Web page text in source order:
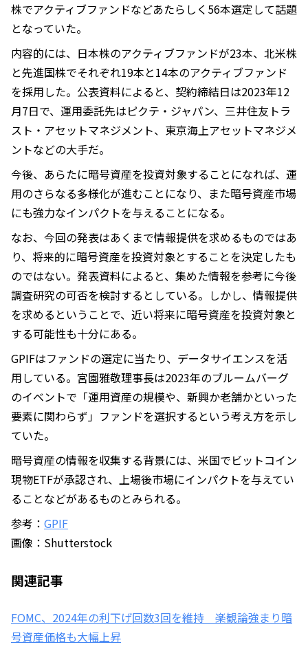
株でアクティブファンドなどあたらしく56本選定して話題
となっていた。
内容的には、日本株のアクティブファンドが23本、北米株
と先進国株でそれぞれ19本と14本のアクティブファンド
を採用した。公表資料によると、契約締結日は2023年12
月7日で、運用委託先はピクテ・ジャパン、三井住友トラ
スト・アセットマネジメント、東京海上アセットマネジメ
ントなどの大手だ。
今後、あらたに暗号資産を投資対象することになれば、運
用のさらなる多様化が進むことになり、また暗号資産市場
にも強力なインパクトを与えることになる。
なお、今回の発表はあくまで情報提供を求めるものではあ
り、将来的に暗号資産を投資対象とすることを決定したも
のではない。発表資料によると、集めた情報を参考に今後
調査研究の可否を検討するとしている。しかし、情報提供
を求めるということで、近い将来に暗号資産を投資対象と
する可能性も十分にある。
GPIFはファンドの選定に当たり、データサイエンスを活
用している。宮園雅敬理事長は2023年のブルームバーグ
のイベントで「運用資産の規模や、新興か老舗かといった
要素に関わらず」ファンドを選択するという考え方を示し
ていた。
暗号資産の情報を収集する背景には、米国でビットコイン
現物ETFが承認され、上場後市場にインパクトを与えてい
ることなどがあるものとみられる。
参考： GPIF
画像：Shutterstock
関連記事
FOMC、2024年の利下げ回数3回を維持 楽観論強まり暗
号資産価格も大幅上昇